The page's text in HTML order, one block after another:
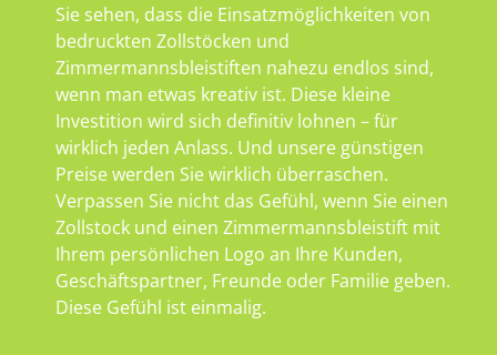
Sie sehen, dass die Einsatzmöglichkeiten von
bedruckten Zollstöcken und
Zimmermannsbleistiften nahezu endlos sind,
wenn man etwas kreativ ist. Diese kleine
Investition wird sich definitiv lohnen – für
wirklich jeden Anlass. Und unsere günstigen
Preise werden Sie wirklich überraschen.
Verpassen Sie nicht das Gefühl, wenn Sie einen
Zollstock und einen Zimmermannsbleistift mit
Ihrem persönlichen Logo an Ihre Kunden,
Geschäftspartner, Freunde oder Familie geben.
Diese Gefühl ist einmalig.